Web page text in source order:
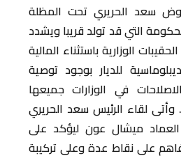
سعد الحريري تحت المظلة
التي قد تولد قريبا ويشدد
الوزارية باستثناء المالية
للديار بوجود توصية
في الوزارات جميعها
وأتى لقاء الرئيس سعد الحريري
ميشال عون ليؤكد على
على نقاط عدة وعلى تركيبة